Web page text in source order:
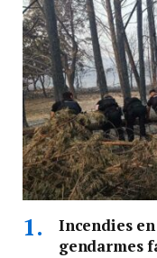
Incendies
gendarmes